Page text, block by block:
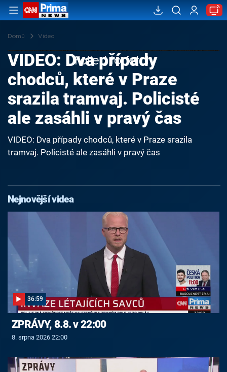
Domů Videa
Failed to fetch
VIDEO: Dva případy
chodců, které v Praze
srazila tramvaj. Policisté
ale zasáhli v pravý čas
VIDEO: Dva případy chodců, které v Praze srazila
tramvaj. Policisté ale zasáhli v pravý čas
Nejnovější videa
36:59
ZPRÁVY, 8.8. v 22:00
8. srpna 2026 22:00